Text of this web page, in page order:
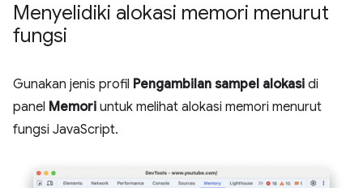
Menyelidiki alokasi memori menurut
fungsi
Gunakan jenis profil Pengambilan sampel alokasi di
panel Memori untuk melihat alokasi memori menurut
fungsi JavaScript.